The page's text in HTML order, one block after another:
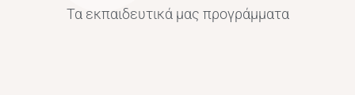
Τα εκπαιδευτικά μας προγράμματα